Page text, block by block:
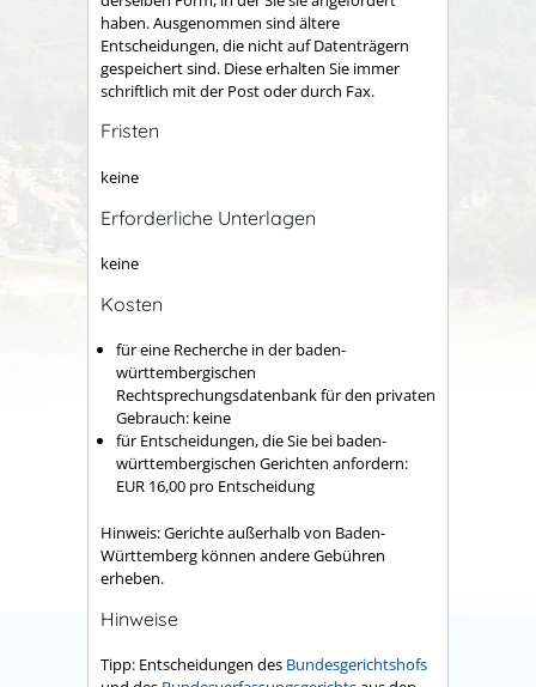
haben. Ausgenommen sind ältere
Entscheidungen, die nicht auf Datenträgern
gespeichert sind. Diese erhalten Sie immer
schriftlich mit der Post oder durch Fax.
Fristen
keine
Erforderliche Unterlagen
keine
Kosten
für eine Recherche in der baden-
württembergischen
Rechtsprechungsdatenbank für den privaten
Gebrauch: keine
für Entscheidungen, die Sie bei baden-
württembergischen Gerichten anfordern:
EUR 16,00 pro Entscheidung
Hinweis: Gerichte außerhalb von Baden-
Württemberg können andere Gebühren
erheben.
Hinweise
Tipp: Entscheidungen des Bundesgerichtshofs